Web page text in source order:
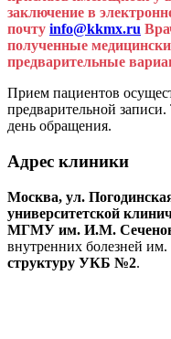
заключение в
почту info@kkmx.ru
полученные
предварительные
Прием пациентов
предварительной
день обращения.
Адрес клиники
Москва, ул.
университетской
МГМУ им. И.М.
внутренних болезней
структуру УКБ №2.